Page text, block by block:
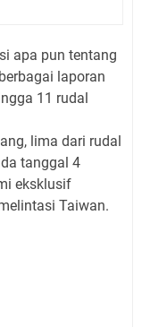
apa pun tentang
laporan
11 rudal
lima dari rudal
tanggal 4
eksklusif
Taiwan.